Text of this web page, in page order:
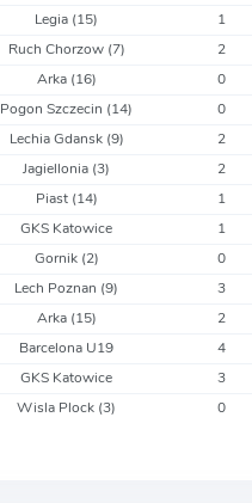
Legia (15) 1
Ruch Chorzow (7) 2
Arka (16) 0
Pogon Szczecin (14) 0
Lechia Gdansk (9) 2
Jagiellonia (3) 2
Piast (14) 1
GKS Katowice 1
Gornik (2) 0
Lech Poznan (9) 3
Arka (15) 2
Barcelona U19 4
GKS Katowice 3
Wisla Plock (3) 0